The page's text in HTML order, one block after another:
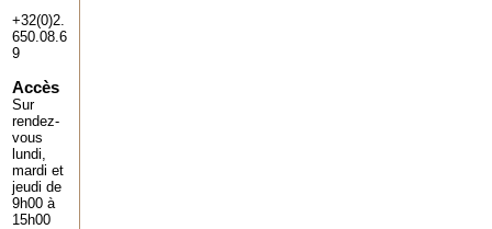
+32(0)2.
650.08.6
9
Accès
Sur
rendez-
vous
lundi,
mardi et
jeudi de
9h00 à
15h00